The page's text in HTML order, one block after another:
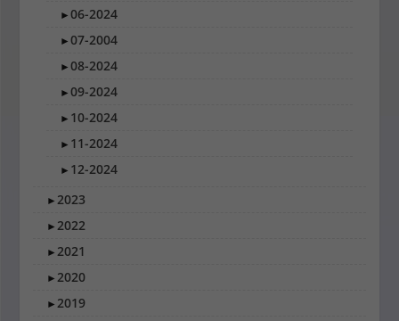
►06-2024
►07-2004
►08-2024
►09-2024
► 10-2024
► 11-2024
► 12-2024
►2023
►2022
►2021
►2020
►2019